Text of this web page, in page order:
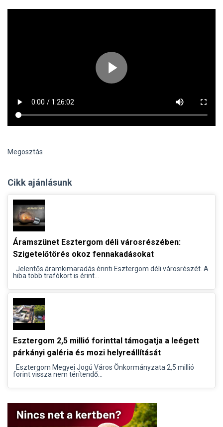
Megosztás
Cikk ajánlásunk
Áramszünet Esztergom déli városrészében:
Szigetelőtörés okoz fennakadásokat
Jelentős áramkimaradás érinti Esztergom déli városrészét. A
hiba több trafókört is érint...
Esztergom 2,5 millió forinttal támogatja a leégett
párkányi galéria és mozi helyreállítását
Esztergom Megyei Jogú Város Önkormányzata 2,5 millió
forint vissza nem térítendő...